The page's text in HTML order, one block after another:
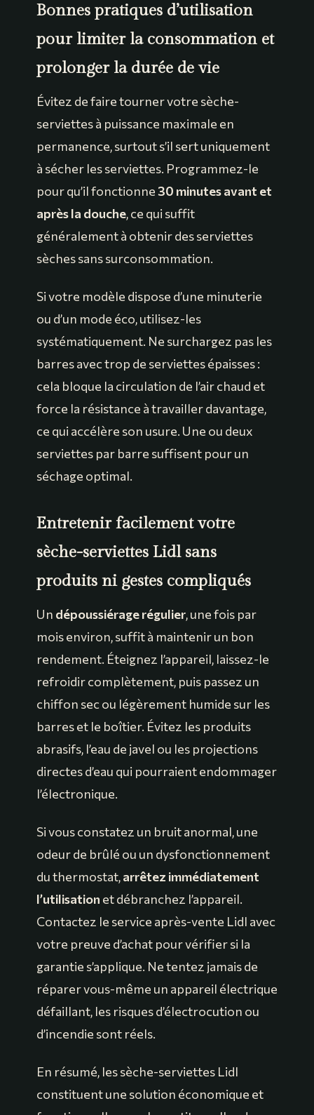
Bonnes pratiques d’utilisation
pour limiter la consommation et
prolonger la durée de vie
Évitez de faire tourner votre sèche-
serviettes à puissance maximale en
permanence, surtout s’il sert uniquement
à sécher les serviettes. Programmez-le
pour qu’il fonctionne30 minutes avant et
après la douche, ce qui suffit
généralement à obtenir des serviettes
sèches sans surconsommation.
Si votre modèle dispose d’une minuterie
ou d’un mode éco, utilisez-les
systématiquement. Ne surchargez pas les
barres avec trop de serviettes épaisses :
cela bloque la circulation de l’air chaud et
force la résistance à travailler davantage,
ce qui accélère son usure. Une ou deux
serviettes par barre suffisent pour un
séchage optimal.
Entretenir facilement votre
sèche-serviettes Lidl sans
produits ni gestes compliqués
Un dépoussiérage régulier, une fois par
mois environ, suffit à maintenir un bon
rendement. Éteignez l’appareil, laissez-le
refroidir complètement, puis passez un
chiffon sec ou légèrement humide sur les
barres et le boîtier. Évitez les produits
abrasifs, l’eau de javel ou les projections
directes d’eau qui pourraient endommager
l’électronique.
Si vous constatez un bruit anormal, une
odeur de brûlé ou un dysfonctionnement
du thermostat,arrêtez immédiatement
l’utilisation et débranchez l’appareil.
Contactez le service après-vente Lidl avec
votre preuve d’achat pour vérifier si la
garantie s’applique. Ne tentez jamais de
réparer vous-même un appareil électrique
défaillant, les risques d’électrocution ou
d’incendie sont réels.
En résumé, les sèche-serviettes Lidl
constituent une solution économique et